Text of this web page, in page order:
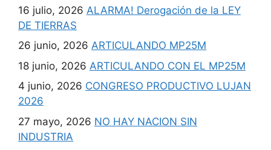
16 julio, 2026 ALARMA! Derogación de la LEY
DE TIERRAS
26 junio, 2026 ARTICULANDO MP25M
18 junio, 2026 ARTICULANDO CON EL MP25M
4 junio, 2026 CONGRESO PRODUCTIVO LUJAN
2026
27 mayo, 2026 NO HAY NACION SIN
INDUSTRIA